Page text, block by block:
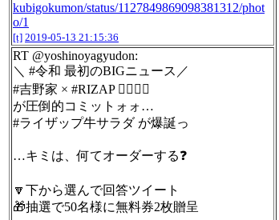
kubigokumon/status/1127849869098381312/phot
o/1
[t] 2019-05-13 21:15:36
RT @yoshinoyagyudon:
＼ #令和 最初のBIGニュース／
#吉野家 × #RIZAP 🤸‍♂️🤸‍♂️
が圧倒的コミットォォ…
#ライザップ牛サラダ が爆誕っ
…キミは、何てオーダーする❓
🔽下から選んで回答ツイート
🎁抽選で50名様に無料券2枚贈呈